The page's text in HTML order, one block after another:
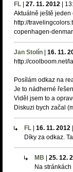
FL 27. 11. 2012
Aktuálně ještě jeden
http://
copenhagen-
Jan Stolín 16. 11.
http://coolboom.net/
Posílám odkaz na
Je to nádherné
Viděl jsem to a
Diskuzi bych začal
FL 16. 11. 2012
Díky za odkaz.
MB 25. 12.
Na